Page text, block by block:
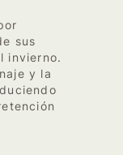
sus
invierno.
y la